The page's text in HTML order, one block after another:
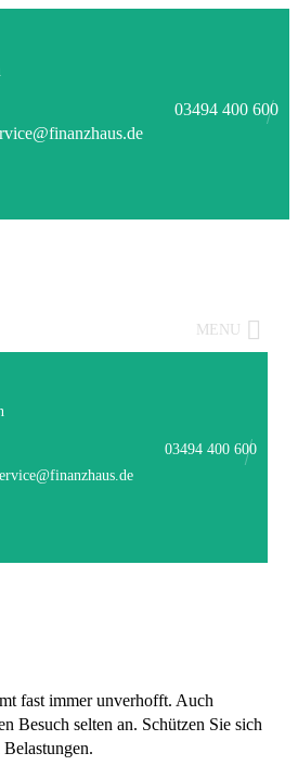
03494 400 600
MENU
03494 400 600
fast immer unverhofft. Auch
Besuch selten an. Schützen Sie sich